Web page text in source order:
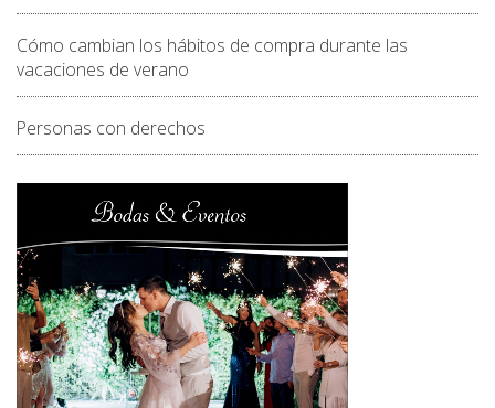
Cómo cambian los hábitos de compra durante las
vacaciones de verano
Personas con derechos